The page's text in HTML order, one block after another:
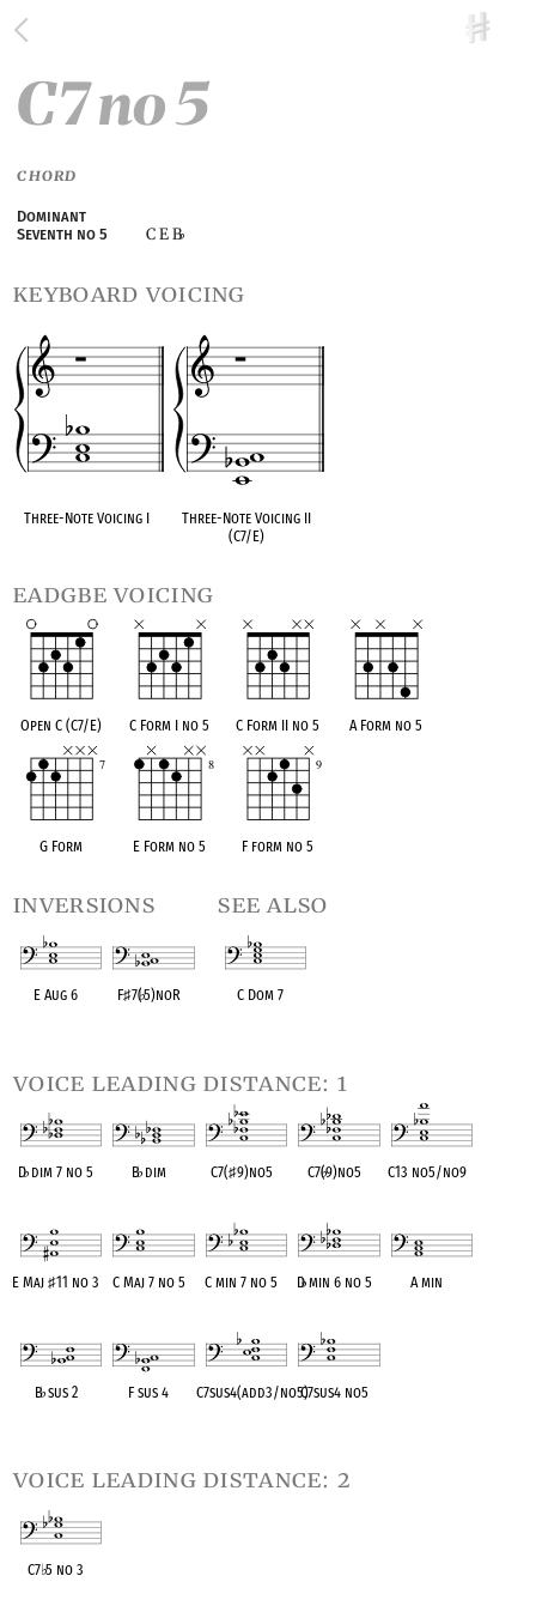
C7 no 5
CHORD
Dominant
Seventh no 5
C E B♭
keyboard voicing
Three-Note Voicing I
Three-Note Voicing II
(C7/E)
eadgbe voicing
Open C (C7/E) C Form I no 5 C Form II no 5 A Form no 5
G Form E Form no 5 F form no 5
inversions
E Aug 6 F♯7(♭5)noR
see also
C Dom 7
voice leading distance: 1
D♭dim 7 no 5 B♭dim C7(♯9)no5 C7(♭9)no5 C13 no5/no9
E Maj♯11 no 3 C Maj 7 no 5 C min 7 no 5 D♭min 6 no 5 A min
B♭sus 2 F sus 4 C7sus4(add3/no5)C7sus4 no5
voice leading distance: 2
C7♭5 no 3